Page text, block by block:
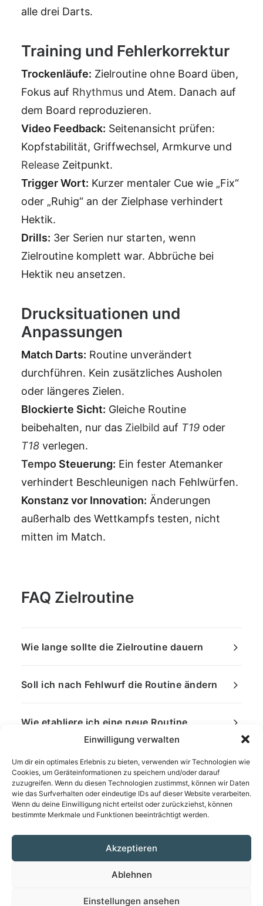
Einwilligung verwalten
Um dir ein optimales Erlebnis zu bieten, verwenden wir Technologien wie
Cookies, um Geräteinformationen zu speichern und/oder darauf
zuzugreifen. Wenn du diesen Technologien zustimmst, können wir Daten
wie das Surfverhalten oder eindeutige IDs auf dieser Website verarbeiten.
Wenn du deine Einwilligung nicht erteilst oder zurückziehst, können
bestimmte Merkmale und Funktionen beeinträchtigt werden.
Akzeptieren
Ablehnen
Einstellungen ansehen
alle drei Darts.
Training und Fehlerkorrektur
Trockenläufe: Zielroutine ohne Board üben,
Fokus auf Rhythmus und Atem. Danach auf
dem Board reproduzieren.
Video Feedback: Seitenansicht prüfen:
Kopfstabilität, Griffwechsel, Armkurve und
Release Zeitpunkt.
Trigger Wort: Kurzer mentaler Cue wie „Fix“
oder „Ruhig“ an der Zielphase verhindert
Hektik.
Drills: 3er Serien nur starten, wenn
Zielroutine komplett war. Abbrüche bei
Hektik neu ansetzen.
Drucksituationen und
Anpassungen
Match Darts: Routine unverändert
durchführen. Kein zusätzliches Ausholen
oder längeres Zielen.
Blockierte Sicht: Gleiche Routine
beibehalten, nur das Zielbild auf T19 oder
T18 verlegen.
Tempo Steuerung: Ein fester Atemanker
verhindert Beschleunigen nach Fehlwürfen.
Konstanz vor Innovation: Änderungen
außerhalb des Wettkampfs testen, nicht
mitten im Match.
FAQ Zielroutine
Wie lange sollte die Zielroutine dauern
Soll ich nach Fehlwurf die Routine ändern
Wie etabliere ich eine neue Routine